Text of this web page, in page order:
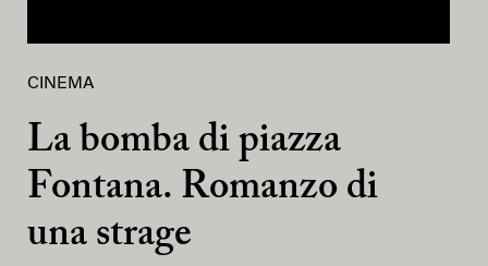
CINEMA
La bomba di piazza
Fontana. Romanzo di
una strage